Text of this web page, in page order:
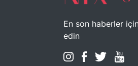
En son haberler
edin